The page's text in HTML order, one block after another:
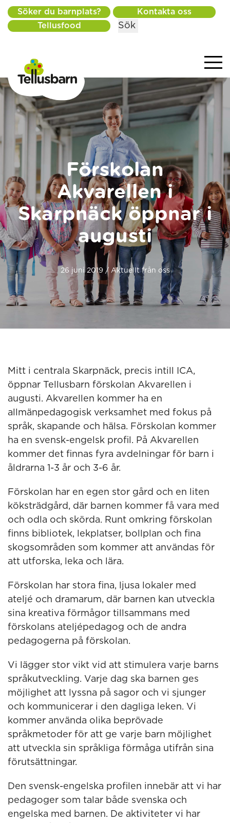
Söker du barnplats?
Kontakta oss
Tellusfood
Sök
Förskolan
Akvarellen i
Skarpnäck öppnar i
augusti
26 juni 2019 / Aktuellt från oss
Mitt i centrala Skarpnäck, precis intill ICA,
öppnar Tellusbarn förskolan Akvarellen i
augusti. Akvarellen kommer ha en
allmänpedagogisk verksamhet med fokus på
språk, skapande och hälsa. Förskolan kommer
ha en svensk-engelsk profil. På Akvarellen
kommer det finnas fyra avdelningar för barn i
åldrarna 1-3 år och 3-6 år.
Förskolan har en egen stor gård och en liten
köksträdgård, där barnen kommer få vara med
och odla och skörda. Runt omkring förskolan
finns bibliotek, lekplatser, bollplan och fina
skogsområden som kommer att användas för
att utforska, leka och lära.
Förskolan har stora fina, ljusa lokaler med
ateljé och dramarum, där barnen kan utveckla
sina kreativa förmågor tillsammans med
förskolans ateljépedagog och de andra
pedagogerna på förskolan.
Vi lägger stor vikt vid att stimulera varje barns
språkutveckling. Varje dag ska barnen ges
möjlighet att lyssna på sagor och vi sjunger
och kommunicerar i den dagliga leken. Vi
kommer använda olika beprövade
språkmetoder för att ge varje barn möjlighet
att utveckla sin språkliga förmåga utifrån sina
förutsättningar.
Den svensk-engelska profilen innebär att vi har
pedagoger som talar både svenska och
engelska med barnen. De aktiviteter vi har